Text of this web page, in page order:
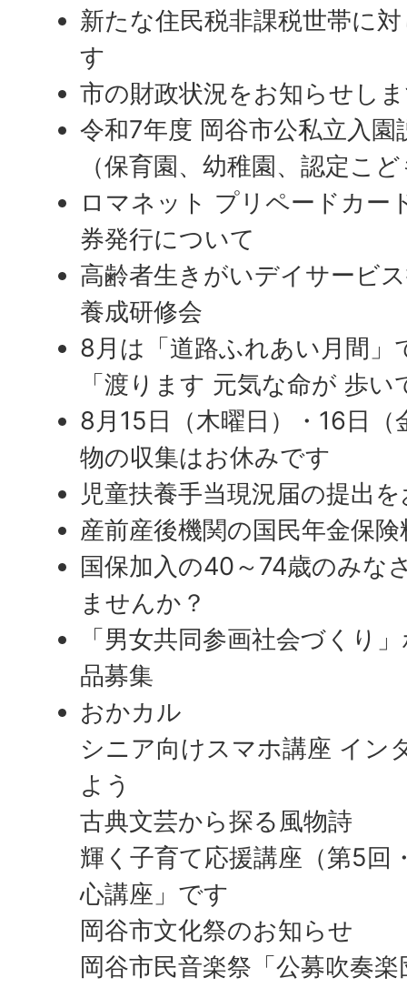
新たな住民税非課税世帯に
す
市の財政状況をお知らせし
令和7年度 岡谷市公私立入
（保育園、幼稚園、認定こ
ロマネット プリペードカー
券発行について
高齢者生きがいデイサービ
養成研修会
8月は「道路ふれあい月間」
「渡ります 元気な命が 歩
8月15日（木曜日）・16日
物の収集はお休みです
児童扶養手当現況届の提出
産前産後機関の国民年金保
国保加入の40～74歳のみな
ませんか？
「男女共同参画社会づくり
品募集
おかカル
シニア向けスマホ講座 イン
よう
古典文芸から探る風物詩
輝く子育て応援講座（第5回
心講座」です
岡谷市文化祭のお知らせ
岡谷市民音楽祭「公募吹奏